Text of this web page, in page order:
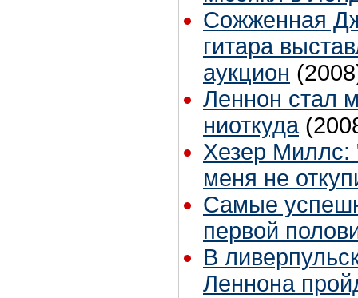
Сожженная
гитара
аукцион
Леннон стал
ниоткуда
Хезер Миллс:
меня не
Самые
первой
В
Леннона